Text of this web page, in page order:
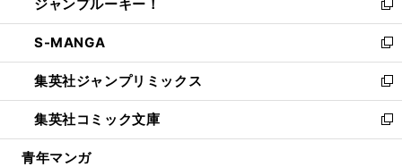
く
で
開
く
ド
ウ
で
開
く
ィ
ン
ド
ウ
で
開
く
い
ウ
ィ
ン
ド
ウ
で
開
ジャンプルーキー！
新
し
い
ウ
ィ
ン
ド
ウ
S-MANGA
新
し
い
ウ
ィ
ン
集英社ジャンプリミックス
新
し
い
ウ
集英社コミック文庫
新
し
青年マンガ